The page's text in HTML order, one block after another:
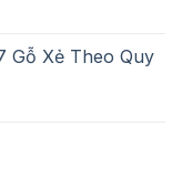
Gỗ Xẻ Theo Quy